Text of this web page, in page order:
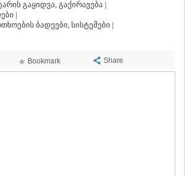
გაყიდვა, გაქირავება |
|
ბადეები, სისტემები |
Bookmark Share